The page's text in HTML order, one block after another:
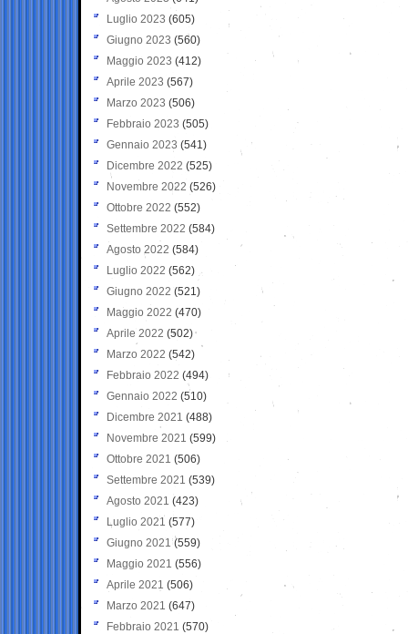
Luglio 2023 (605)
Giugno 2023 (560)
Maggio 2023 (412)
Aprile 2023 (567)
Marzo 2023 (506)
Febbraio 2023 (505)
Gennaio 2023 (541)
Dicembre 2022 (525)
Novembre 2022 (526)
Ottobre 2022 (552)
Settembre 2022 (584)
Agosto 2022 (584)
Luglio 2022 (562)
Giugno 2022 (521)
Maggio 2022 (470)
Aprile 2022 (502)
Marzo 2022 (542)
Febbraio 2022 (494)
Gennaio 2022 (510)
Dicembre 2021 (488)
Novembre 2021 (599)
Ottobre 2021 (506)
Settembre 2021 (539)
Agosto 2021 (423)
Luglio 2021 (577)
Giugno 2021(559)
Maggio 2021 (556)
Aprile 2021 (506)
Marzo 2021 (647)
Febbraio 2021 (570)